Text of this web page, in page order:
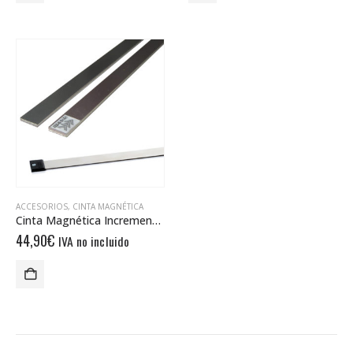
ACCESORIOS, CINTA MAGNÉTICA
Cinta Magnética Incremental MB20-50
44,90€ IVA no incluido